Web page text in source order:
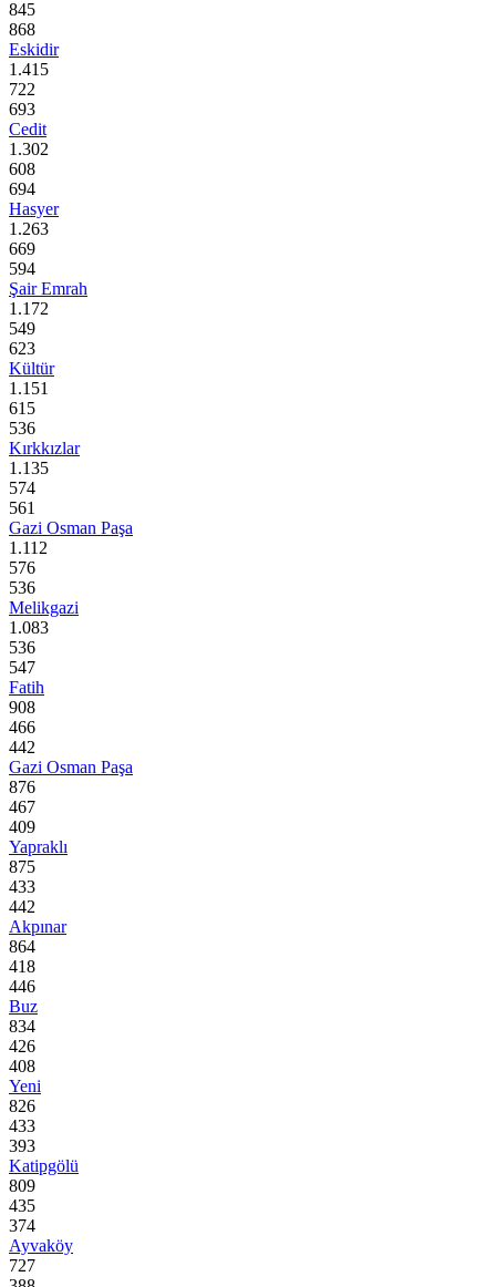
845
868
Eskidir
1.415
722
693
Cedit
1.302
608
694
Hasyer
1.263
669
594
Şair Emrah
1.172
549
623
Kültür
1.151
615
536
Kırkkızlar
1.135
574
561
Gazi Osman Paşa
1.112
576
536
Melikgazi
1.083
536
547
Fatih
908
466
442
Gazi Osman Paşa
876
467
409
Yapraklı
875
433
442
Akpınar
864
418
446
Buz
834
426
408
Yeni
826
433
393
Katipgölü
809
435
374
Ayvaköy
727